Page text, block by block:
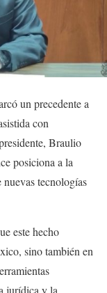
un precedente a
con
Braulio
posiciona a la
tecnologías
este hecho
sino también en
jurídica y la